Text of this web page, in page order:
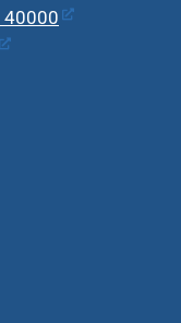
40000